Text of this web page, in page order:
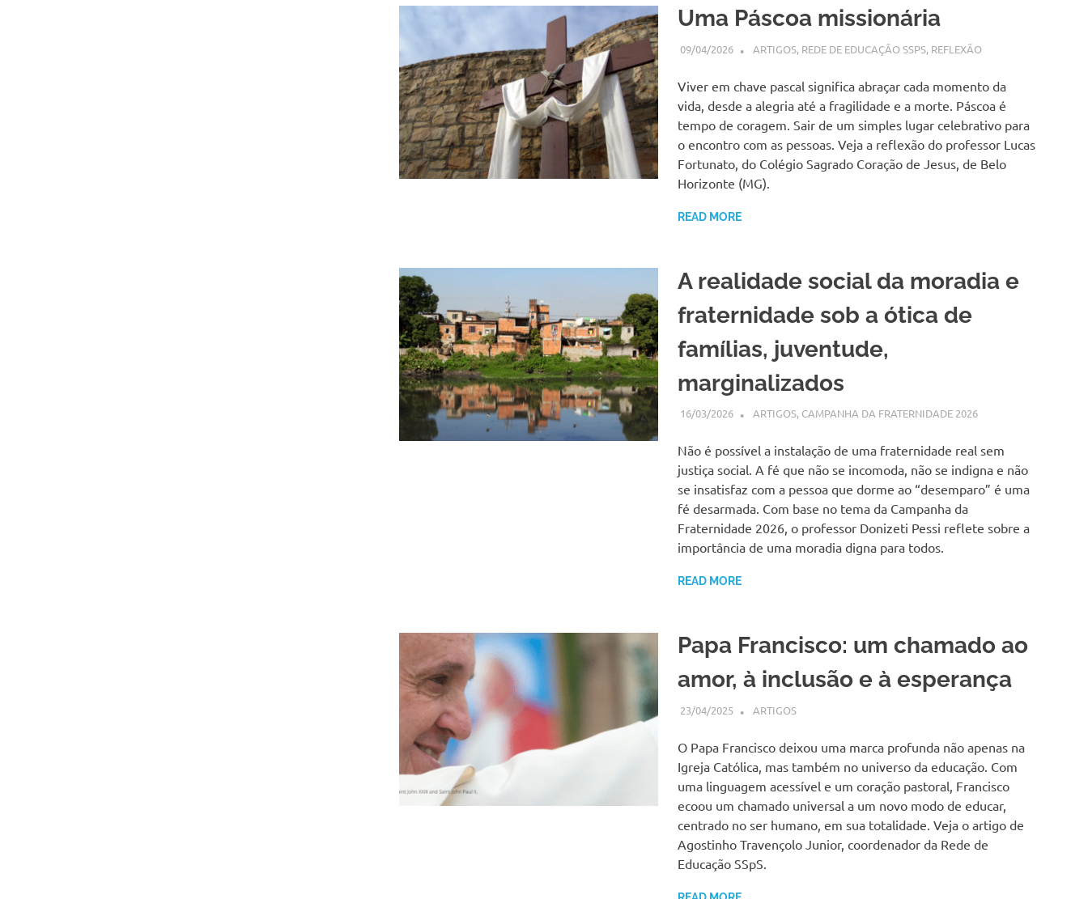
Uma Páscoa missionária
09/04/2026 SSPS BRASIL
ARTIGOS, REDE DE EDUCAÇÃO SSPS, REFLEXÃO
Viver em chave pascal significa abraçar cada momento da
vida, desde a alegria até a fragilidade e a morte. Páscoa é
tempo de coragem. Sair de um simples lugar celebrativo para
o encontro com as pessoas. Veja a reflexão do professor Lucas
Fortunato, do Colégio Sagrado Coração de Jesus, de Belo
Horizonte (MG).
READ MORE
A realidade social da moradia e
fraternidade sob a ótica de
famílias, juventude,
marginalizados
16/03/2026 SSPS BRASIL
ARTIGOS, CAMPANHA DA FRATERNIDADE 2026
Não é possível a instalação de uma fraternidade real sem
justiça social. A fé que não se incomoda, não se indigna e não
se insatisfaz com a pessoa que dorme ao “desemparo” é uma
fé desarmada. Com base no tema da Campanha da
Fraternidade 2026, o professor Donizeti Pessi reflete sobre a
importância de uma moradia digna para todos.
READ MORE
Papa Francisco: um chamado ao
amor, à inclusão e à esperança
23/04/2025 SSPS BRASIL
ARTIGOS
O Papa Francisco deixou uma marca profunda não apenas na
Igreja Católica, mas também no universo da educação. Com
uma linguagem acessível e um coração pastoral, Francisco
ecoou um chamado universal a um novo modo de educar,
centrado no ser humano, em sua totalidade. Veja o artigo de
Agostinho Travençolo Junior, coordenador da Rede de
Educação SSpS.